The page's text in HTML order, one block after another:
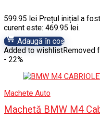
599.95lei Prețul inițial a
curent este: 469.95 lei.
Adaugă în coș
Added to wishlistRemoved
- 22%
Machete Auto
Machetă BMW M4